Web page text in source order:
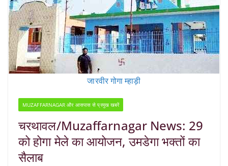
जारवीर गोगा म्हाड़ी
MUZAFFARNAGAR और आसपास से प्रमुख खबरें
चरथावल/Muzaffarnagar News: 29
को होगा मेले का आयोजन, उमडेगा भक्तों का
सैलाब